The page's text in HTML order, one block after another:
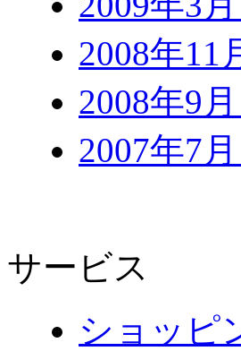
2008年11
2008年9
2007年7
サービス
ショッピ